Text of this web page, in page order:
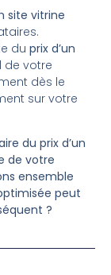
site vitrine
du prix d’un
de votre
dès le
sur votre
du prix d’un
de votre
ensemble
peut
?